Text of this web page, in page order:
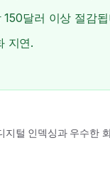
달러 이상 절감됩
지연.
지털 인덱싱과 우수한